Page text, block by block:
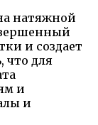
натяжной
и создает
что для
и
и